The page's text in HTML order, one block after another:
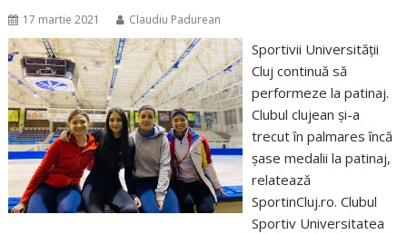
17 martie 2021 Claudiu Padurean
Sportivii Universității
Cluj continuă să
performeze la patinaj.
Clubul clujean și-a
trecut în palmares încă
șase medalii la patinaj,
relatează
SportinCluj.ro. Clubul
Sportiv Universitatea